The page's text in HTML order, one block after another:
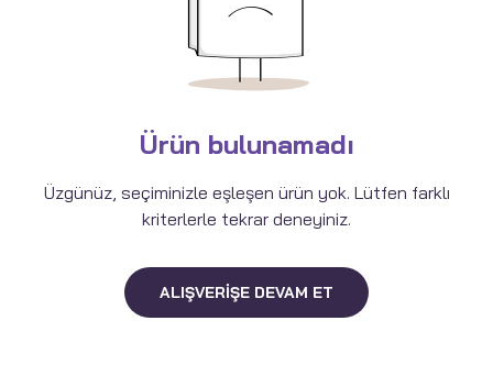
Ürün bulunamadı
Üzgünüz, seçiminizle eşleşen ürün yok. Lütfen farklı
kriterlerle tekrar deneyiniz.
ALIŞVERIŞE DEVAM ET